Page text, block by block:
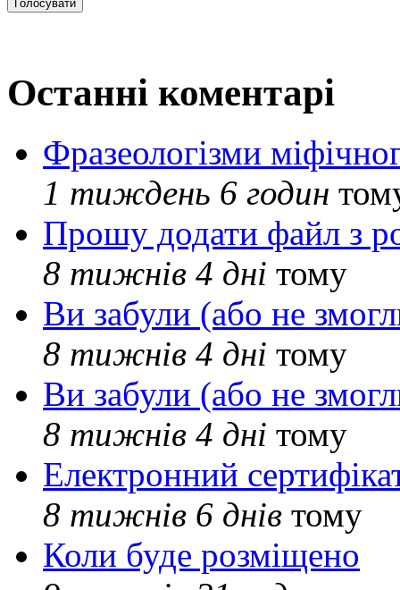
Останні коментарі
Фразеологізми
1 тиждень 6 годин
Прошу додати файл з
8 тижнів 4 дні тому
Ви забули (або не
8 тижнів 4 дні тому
Ви забули (або не
8 тижнів 4 дні тому
Електронний
8 тижнів 6 днів тому
Коли буде розміщено